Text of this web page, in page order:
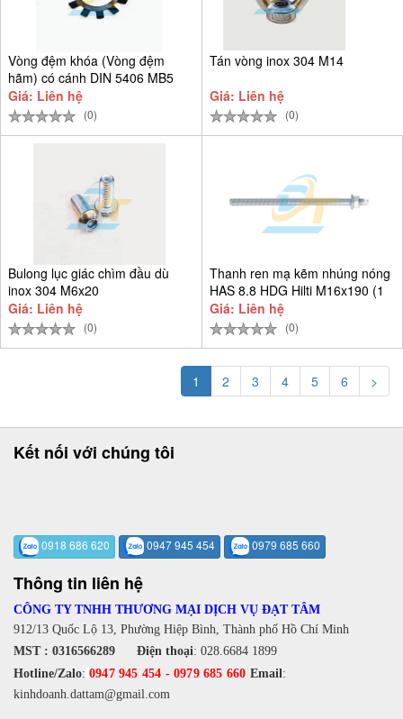
Vòng đệm khóa (Vòng đệm
hãm) có cánh DIN 5406 MB5
D25
Giá: Liên hệ
(0)
Tán vòng inox 304 M14
Giá: Liên hệ
(0)
Bulong lục giác chìm đầu dù
inox 304 M6x20
Giá: Liên hệ
(0)
Thanh ren mạ kẽm nhúng nóng
HAS 8.8 HDG Hilti M16x190 (1
Giá: Liên hệ
(0)
1 2 3 4 5 6 >
Kết nối với chúng tôi
0918 686 620 0947 945 454 0979 685 660
Thông tin liên hệ
CÔNG TY TNHH THƯƠNG MẠI DỊCH VỤ ĐẠT TÂM
912/13 Quốc Lộ 13, Phường Hiệp Bình, Thành phố Hồ Chí Minh
MST : 0316566289 Điện thoại: 028.6684 1899
Hotline/Zalo: 0947 945 454 -0979 685 660 Email:
kinhdoanh.dattam@gmail.com